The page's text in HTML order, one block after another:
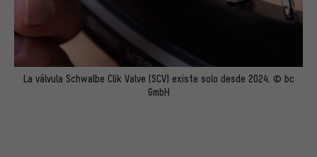
La válvula Schwalbe Clik Valve (SCV) existe solo desde 2024. © bc
GmbH